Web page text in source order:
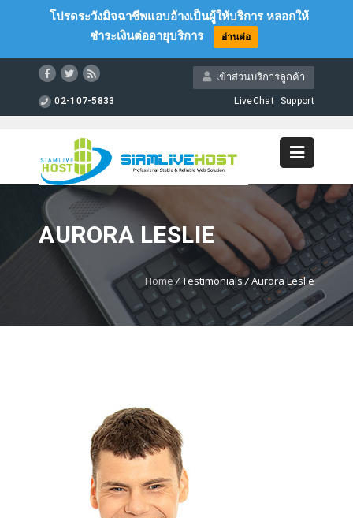
เข้าส่วนบริการลูกค้า
02-107-5833 LiveChat Support
AURORA LESLIE
Home/Testimonials/Aurora Leslie
โปรดระวังมิจฉาชีพแอบอ้างเป็นผู้ให้บริการ หลอกให้
ชำระเงินต่ออายุบริการ
อ่านต่อ